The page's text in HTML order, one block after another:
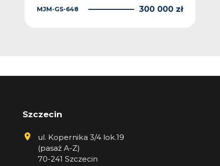
MJM-GS-648 300 000 zł
Szczecin
ul. Kopernika 3/4 lok.19
(pasaż A-Z)
70-241 Szczecin